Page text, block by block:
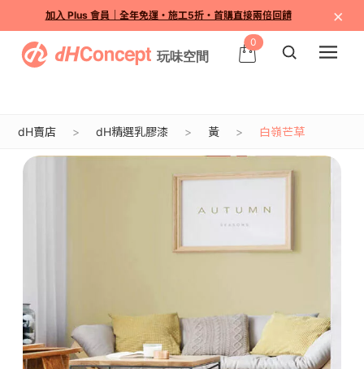
加入 Plus 會員｜全年免運・施工5折・首購直接兩倍回饋 ×
0
dH賣店 dH精選乳膠漆 黃 白嶺芒草